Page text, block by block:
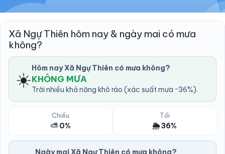
Xã Ngự Thiên hôm nay & ngày mai có mưa
không?
☀️ Hôm nay Xã Ngự Thiên có mưa không?
KHÔNG MƯA
Trời nhiều khả năng khô ráo (xác suất mưa ~36%).
Chiều
⛅ 0%
Tối
🌦️ 36%
Ngày mai Xã Ngự Thiên có mưa không?